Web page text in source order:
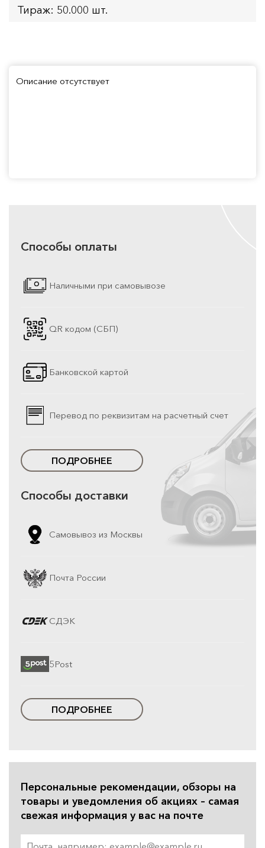
Тираж: 50.000 шт.
Описание отсутствует
Способы оплаты
Наличными при самовывозе
QR кодом (СБП)
Банковской картой
Перевод по реквизитам на расчетный счет
ПОДРОБНЕЕ
Способы доставки
Самовывоз из Москвы
Почта России
СДЭК
5Post
ПОДРОБНЕЕ
Персональные рекомендации, обзоры на
товары и уведомления об акциях – самая
свежая информация у вас на почте